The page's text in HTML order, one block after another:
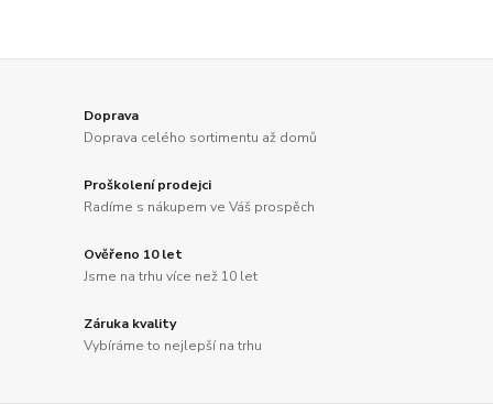
Doprava
Doprava celého sortimentu až domů
Proškolení prodejci
Radíme s nákupem ve Váš prospěch
Ověřeno 10 let
Jsme na trhu více než 10 let
Záruka kvality
Vybíráme to nejlepší na trhu